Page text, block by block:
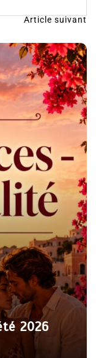
Article suivant
2026